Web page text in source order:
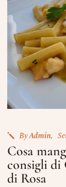
ByAdmin
Cosa
consigli di
di Rosa